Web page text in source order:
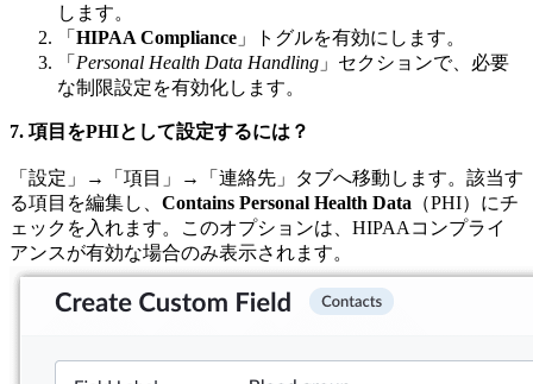
します。
「 HIPAA Compliance 」トグルを有効にします。
「 Personal Health Data Handling 」セクションで、必要
な制限設定を有効化します。
7. 項目をPHIとして設定するには？
「設定」→「項目」→「連絡先」タブへ移動します。該当す
る項目を編集し、 Contains Personal Health Data （PHI）にチ
ェックを入れます。このオプションは、HIPAAコンプライ
アンスが有効な場合のみ表示されます。